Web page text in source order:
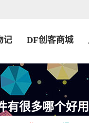
记 DF创客商城
有很多哪个好